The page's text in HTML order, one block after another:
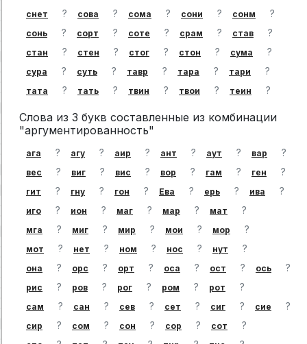
снет ? сова ? сома ? сони ? сонм ?
сонь ? сорт ? соте ? срам ? став ?
стан ? стен ? стог ? стон ? сума ?
сура ? суть ? тавр ? тара ? тари ?
тата ? тать ? твин ? твои ? теин ?
Слова из 3 букв составленные из комбинации
"аргументированность"
ага ? агу ? аир ? ант ? аут ? вар ?
вес ? виг ? вис ? вор ? гам ? ген ?
гит ? гну ? гон ? Ева ? ерь ? ива ?
иго ? ион ? маг ? мар ? мат ?
мга ? миг ? мир ? мои ? мор ?
мот ? нет ? ном ? нос ? нут ?
она ? орс ? орт ? оса ? ост ? ось ?
рис ? ров ? рог ? ром ? рот ?
сам ? сан ? сев ? сет ? сиг ? сие ?
сир ? сом ? сон ? сор ? сот ?